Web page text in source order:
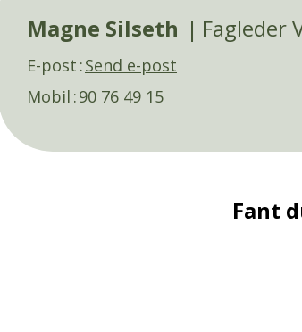
Magne Silseth Fagleder
E-post Send e-post
Mobil 90 76 49 15
Fant